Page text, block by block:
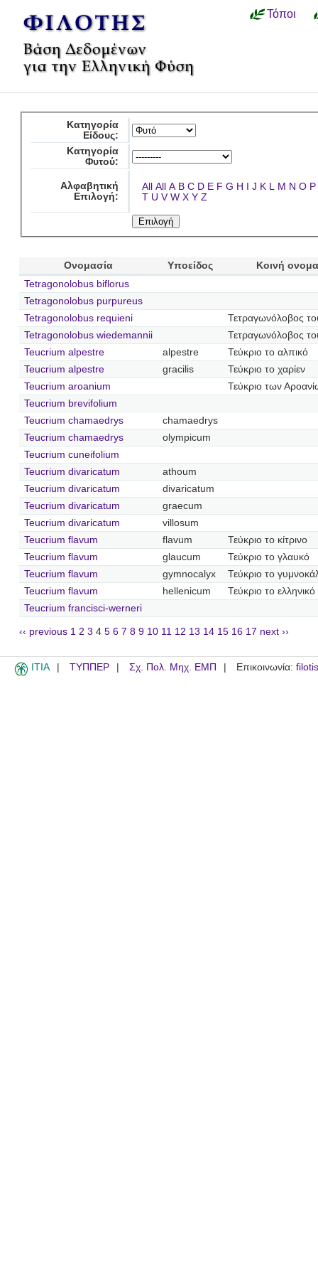
Τόποι
Κατηγορία
Είδους:
Κατηγορία
Φυτού:
Αλφαβητική
Επιλογή:
All All A B C D E F G H I J K L M N O P
T U V W X Y Z
Ονομασία Υποείδος
Κοινή
Tetragonolobus biflorus
Tetragonolobus purpureus
Tetragonolobus requieni
Τετραγωνόλοβος
Tetragonolobus wiedemannii
Τετραγωνόλοβος
Teucrium alpestre
alpestre
Τεύκριο το αλπικό
Teucrium alpestre
gracilis
Τεύκριο το χαρίεν
Teucrium aroanium
Τεύκριο των
Teucrium brevifolium
Teucrium chamaedrys
chamaedrys
Teucrium chamaedrys
olympicum
Teucrium cuneifolium
Teucrium divaricatum
athoum
Teucrium divaricatum
divaricatum
Teucrium divaricatum
graecum
Teucrium divaricatum
villosum
Teucrium flavum
flavum
Τεύκριο το κίτρινο
Teucrium flavum
glaucum
Τεύκριο το γλαυκό
Teucrium flavum
gymnocalyx
Τεύκριο το
Teucrium flavum
hellenicum
Τεύκριο το ελληνικό
Teucrium francisci-werneri
‹‹ previous 1 2 3 4 5 6 7 8 9 10 11 12 13 14 15 16 17 next ››
ITIA ΤΥΠΠΕΡ Σχ. Πολ. Μηχ. ΕΜΠ Επικοινωνία: